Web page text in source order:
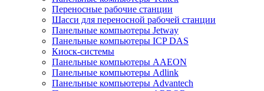
Переносные рабочие станции
Шасси для переносной рабочей станции
Панельные компьютеры Jetway
Панельные компьютеры ICP DAS
Киоск-системы
Панельные компьютеры AAEON
Панельные компьютеры Adlink
Панельные компьютеры Advantech